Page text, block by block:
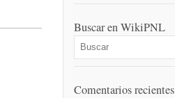
Buscar en WikiPNL
Comentarios recientes